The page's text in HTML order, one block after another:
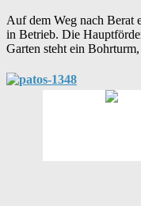
Auf dem Weg nach Berat
in Betrieb. Die
Garten steht ein